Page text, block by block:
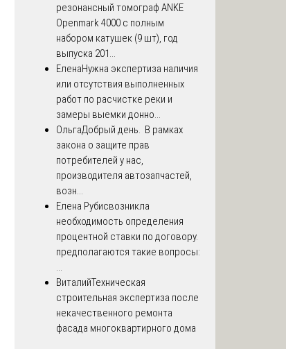
резонансный томограф ANKE
Openmark 4000 с полным
набором катушек (9 шт), год
выпуска 201...
ЕленаНужна экспертиза наличия
или отсутствия выполненных
работ по расчистке реки и
замеры выемки донно...
ОльгаДобрый день. В рамках
закона о защите прав
потребителей у нас,
производителя автозапчастей,
возн...
Елена Рубисвозникла
необходимость определения
процентной ставки по договору.
предполагаются такие вопросы:
...
ВиталийТехническая
строительная экспертиза после
некачественного ремонта
фасада многоквартирного дома